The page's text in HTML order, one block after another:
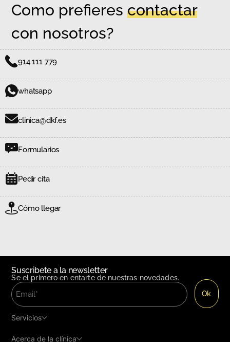
Como prefierescontactar
con nosotros?
914 111 779
whatsapp
clinica@dkf.es
Formularios
Pedir cita
Cómo llegar
Suscribete a la newsletter
Se el primero en entarte de nuestras novedades.
Servicios
Acerca de la clínica